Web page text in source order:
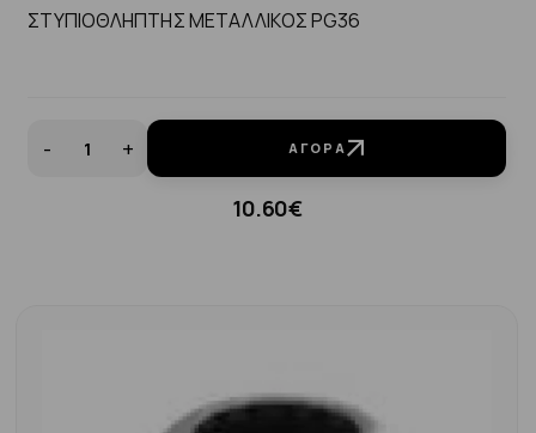
ΣΤΥΠΙΟΘΛΗΠΤΗΣ ΜΕΤΑΛΛΙΚΟΣ PG36
- + ΑΓΟΡΆ
10.60€